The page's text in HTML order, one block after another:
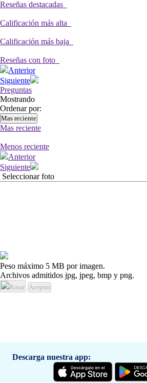
Reseñas destacadas
Calificación más alta
Calificación más baja
Reseñas con foto
Anterior
Siguiente
Preguntas
Mostrando
Ordenar por:
Mas reciente
Mas reciente
Menos reciente
Anterior
Siguiente
Seleccionar foto
Peso máximo 5 MB por imagen.
Archivos admitidos jpg, jpeg, bmp y png.
Rotar Aceptar
Descarga nuestra app: